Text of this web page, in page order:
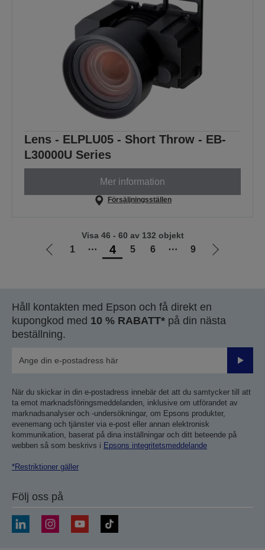
Lens - ELPLU05 - Short Throw - EB-
L30000U Series
Mer information
Försäljningsställen
Gå
1 ⋯ 4 5 6 ⋯ 9
Gå
Visa 46 - 60 av 132 objekt
Håll kontakten med Epson och få direkt en
kupongkod med 10 % RABATT* på din nästa
beställning.
Skicka
När du skickar in din e-postadress innebär det att du samtycker till att
ta emot marknadsföringsmeddelanden, inklusive om utförandet av
marknadsanalyser och -undersökningar, om Epsons produkter,
evenemang och tjänster via e-post eller annan elektronisk
kommunikation, baserat på dina inställningar och ditt beteende på
webben så som beskrivs i Epsons integritetsmeddelande
*Restriktioner gäller
Följ oss på